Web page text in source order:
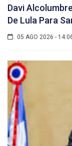
Davi
De Lula Para
05 AGO 2026 -